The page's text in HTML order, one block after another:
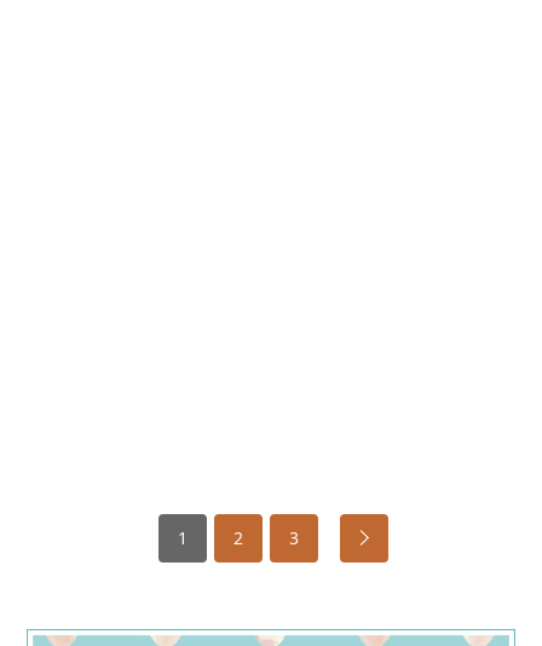
1 2 3